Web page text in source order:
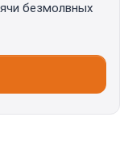
безмолвных